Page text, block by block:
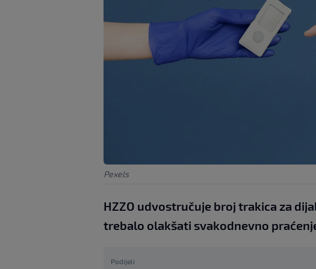
Pexels
HZZO udvostručuje broj trakica za
trebalo olakšati svakodnevno
Podijeli